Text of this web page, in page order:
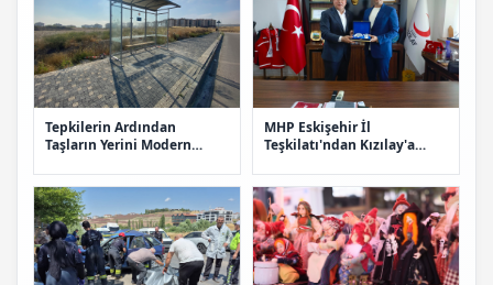
Tepkilerin Ardından
Taşların Yerini Modern
MHP Eskişehir İl
Teşkilatı'ndan Kızılay'a